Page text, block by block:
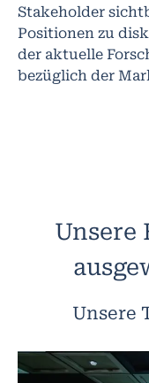
Stakeholder
Positionen zu
der aktuelle
bezüglich der
Unsere
Unsere